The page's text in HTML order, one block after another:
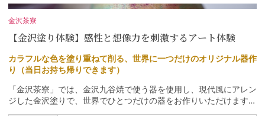
【金沢塗り体験】感性と想像力を刺激するアート体験
金沢茶寮
カラフルな色を塗り重ねて削る、世界に一つだけのオリジナル器作
り（当日お持ち帰りできます）
「金沢茶寮」では、金沢九谷焼で使う器を使用し、現代風にアレン
ジした金沢塗りで、世界でひとつだけの器をお作りいただけます。